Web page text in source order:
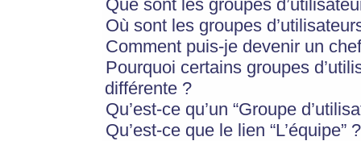
Que sont les groupes
Où sont les groupes
Comment puis-je devenir un
Pourquoi certains groupes
différente ?
Qu’est-ce qu’un “Groupe
Qu’est-ce que le lien “L’équipe” ?